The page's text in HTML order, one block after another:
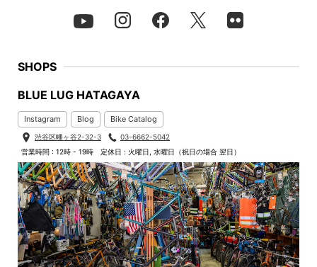
SHOPS
BLUE LUG HATAGAYA
Instagram Blog Bike Catalog
渋谷区幡ヶ谷2-32-3
03-6662-5042
営業時間 : 12時 - 19時
定休日 : 火曜日, 水曜日（祝日の場合 翌日）